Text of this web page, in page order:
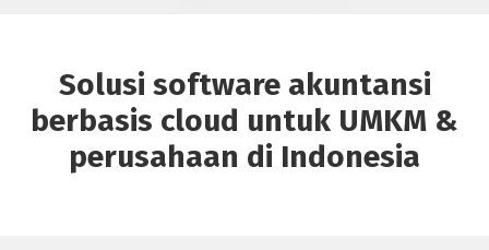
Solusi software akuntansi
berbasis cloud untuk UMKM &
perusahaan di Indonesia